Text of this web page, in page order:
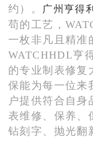
约）。
广州亨得
苟的工艺，
一枚非凡且精准
WATCHHDL亨
的专业制表修复
保能为每一位来
户提供符合自
表维修、保养、
钻刻字、抛光翻